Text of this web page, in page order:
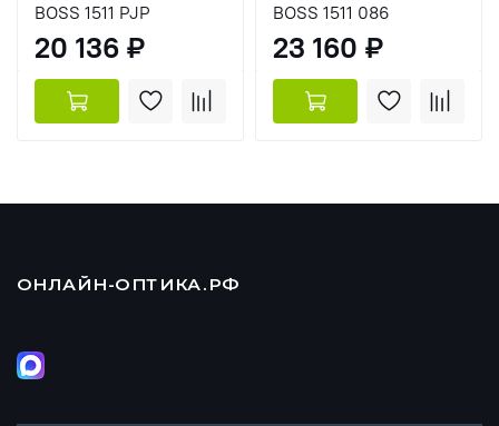
BOSS 1511 PJP
20 136 ₽
BOSS 1511 086
23 160 ₽
ОНЛАЙН-ОПТИКА.РФ